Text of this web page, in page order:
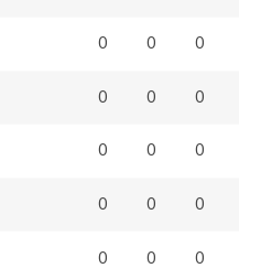
0 0 0
0 0 0
0 0 0
0 0 0
0 0 0